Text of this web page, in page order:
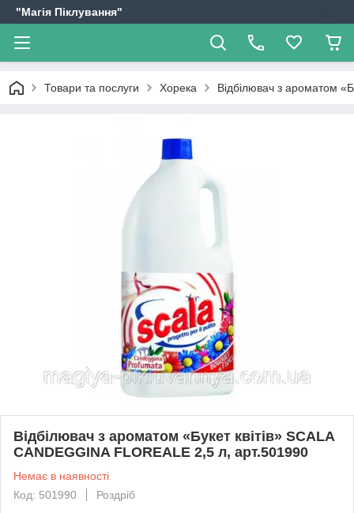
"Магія Піклування"
Товари та послуги Хорека Відбілювач з ароматом
Відбілювач з ароматом «Букет квітів» SCALA
CANDEGGINA FLOREALE 2,5 л, арт.501990
Немає в наявності
Код: 501990
Роздріб